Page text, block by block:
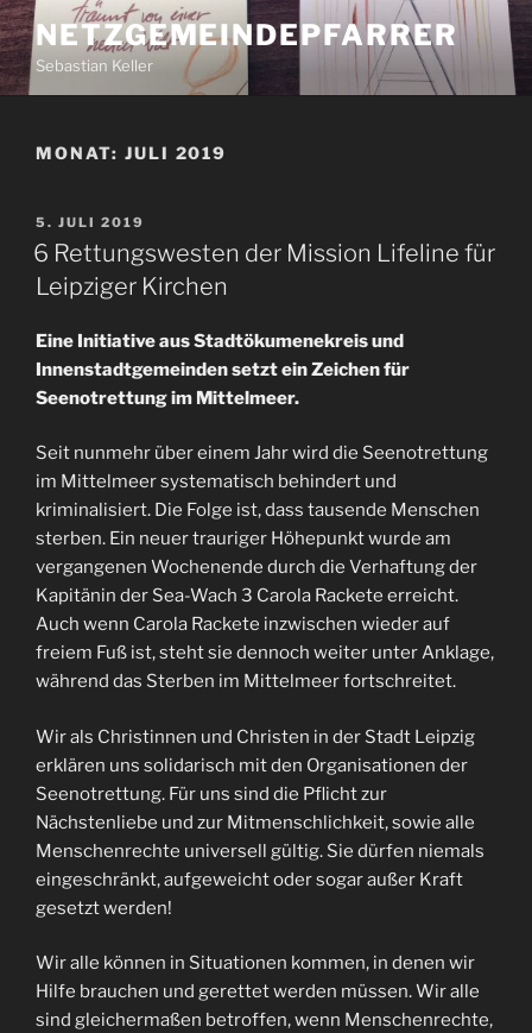
Zum
Inhalt
springen
NETZGEMEINDEPFARRER
Sebastian Keller
MONAT: JULI 2019
VERÖFFENTLICHT
AM
5. JULI 2019
6 Rettungswesten der Mission Lifeline für
Leipziger Kirchen
Eine Initiative aus Stadtökumenekreis und
Innenstadtgemeinden setzt ein Zeichen für
Seenotrettung im Mittelmeer.
Seit nunmehr über einem Jahr wird die Seenotrettung
im Mittelmeer systematisch behindert und
kriminalisiert. Die Folge ist, dass tausende Menschen
sterben. Ein neuer trauriger Höhepunkt wurde am
vergangenen Wochenende durch die Verhaftung der
Kapitänin der Sea-Wach 3 Carola Rackete erreicht.
Auch wenn Carola Rackete inzwischen wieder auf
freiem Fuß ist, steht sie dennoch weiter unter Anklage,
während das Sterben im Mittelmeer fortschreitet.
Wir als Christinnen und Christen in der Stadt Leipzig
erklären uns solidarisch mit den Organisationen der
Seenotrettung. Für uns sind die Pflicht zur
Nächstenliebe und zur Mitmenschlichkeit, sowie alle
Menschenrechte universell gültig. Sie dürfen niemals
eingeschränkt, aufgeweicht oder sogar außer Kraft
gesetzt werden!
Wir alle können in Situationen kommen, in denen wir
Hilfe brauchen und gerettet werden müssen. Wir alle
sind gleichermaßen betroffen, wenn Menschenrechte,